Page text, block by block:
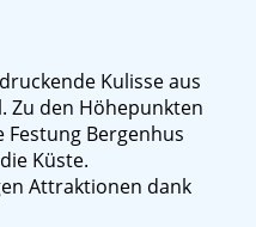
Kulisse aus
Zu den Höhepunkten
Bergenhus
Küste.
Attraktionen dank